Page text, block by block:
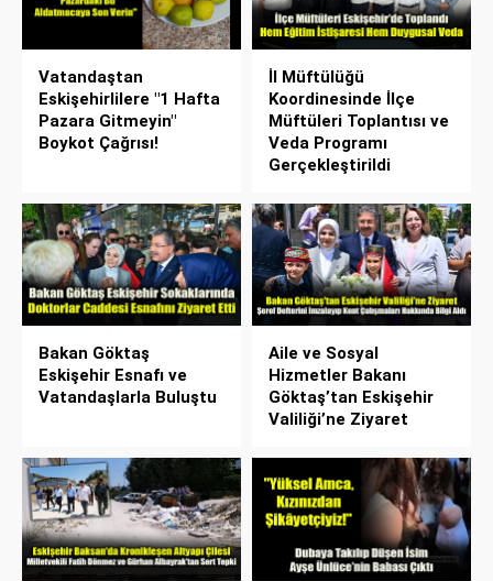
Vatandaştan
Eskişehirlilere "1 Hafta
Pazara Gitmeyin"
Boykot Çağrısı!
İl Müftülüğü
Koordinesinde İlçe
Müftüleri Toplantısı ve
Veda Programı
Gerçekleştirildi
Bakan Göktaş
Eskişehir Esnafı ve
Vatandaşlarla Buluştu
Aile ve Sosyal
Hizmetler Bakanı
Göktaş’tan Eskişehir
Valiliği’ne Ziyaret